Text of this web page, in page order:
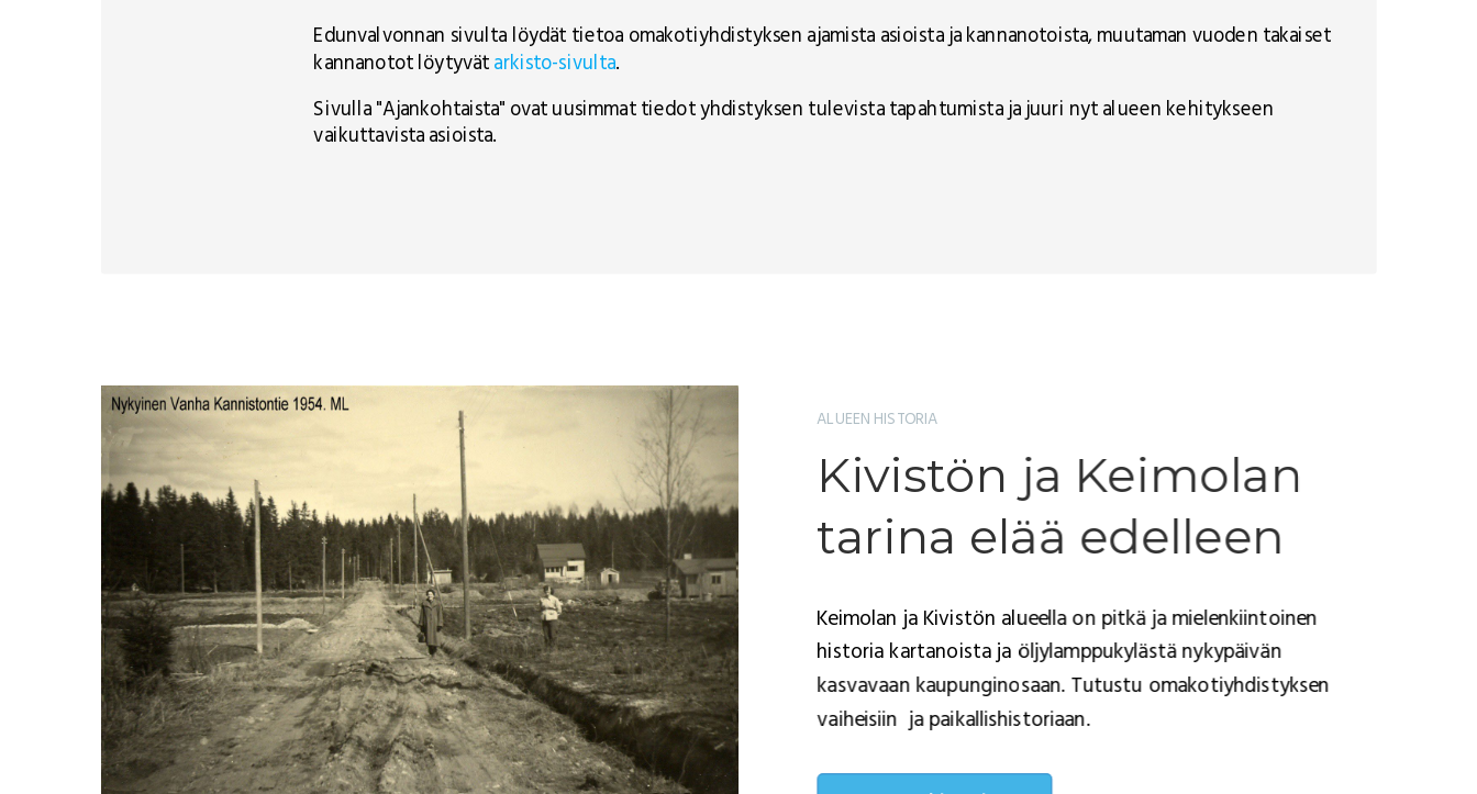
Edunvalvonnan sivulta löydät tietoa omakotiyhdistyksen ajamista asioista ja kannanotoista, muutaman vuoden takaiset
kannanotot löytyvätarkisto-sivulta.
Sivulla "Ajankohtaista" ovat uusimmat tiedot yhdistyksen tulevista tapahtumista ja juuri nyt alueen kehitykseen
vaikuttavista asioista.
ALUEEN HISTORIA
Kivistön ja Keimolan
tarina elää edelleen
Keimolan ja Kivistön alueella on pitkä ja mielenkiintoinen
historia kartanoista ja öljylamppukylästä nykypäivän
kasvavaan kaupunginosaan. Tutustu omakotiyhdistyksen
vaiheisiin ja paikallishistoriaan.